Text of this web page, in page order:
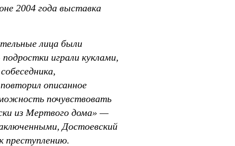
2004 года выставка
лица были
играли куклами,
описанное
почувствовать
из Мертвого дома» —
Достоевский
преступлению.